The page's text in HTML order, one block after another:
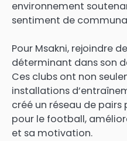
environnement
sentiment de
Pour Msakni, rejoindre
déterminant dans son
Ces clubs ont non
installations
créé un réseau de
pour le football,
et sa motivation.